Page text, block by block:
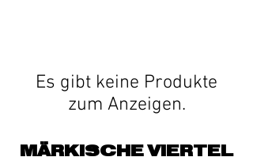
Es gibt keine Produkte
zum Anzeigen.
MÄRKISCHE VIERTEL